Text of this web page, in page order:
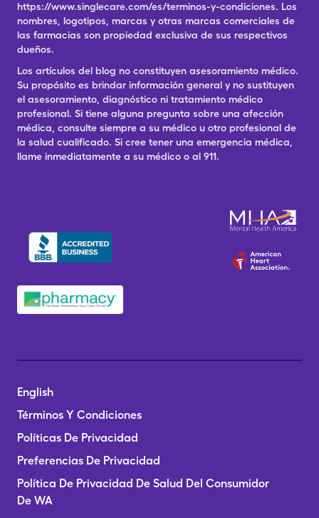
https://www.singlecare.com/es/terminos-y-condiciones. Los
nombres, logotipos, marcas y otras marcas comerciales de
las farmacias son propiedad exclusiva de sus respectivos
dueños.
Los artículos del blog no constituyen asesoramiento médico.
Su propósito es brindar información general y no sustituyen
el asesoramiento, diagnóstico ni tratamiento médico
profesional. Si tiene alguna pregunta sobre una afección
médica, consulte siempre a su médico u otro profesional de
la salud cualificado. Si cree tener una emergencia médica,
llame inmediatamente a su médico o al 911.
English
Términos Y Condiciones
Políticas De Privacidad
Preferencias De Privacidad
Política De Privacidad De Salud Del Consumidor
De WA